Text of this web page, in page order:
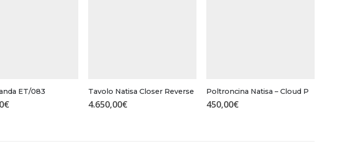
ET/083
€
Tavolo Natisa Closer Reverse
4.650,00€
Poltroncina Natisa – Cloud P
450,00€